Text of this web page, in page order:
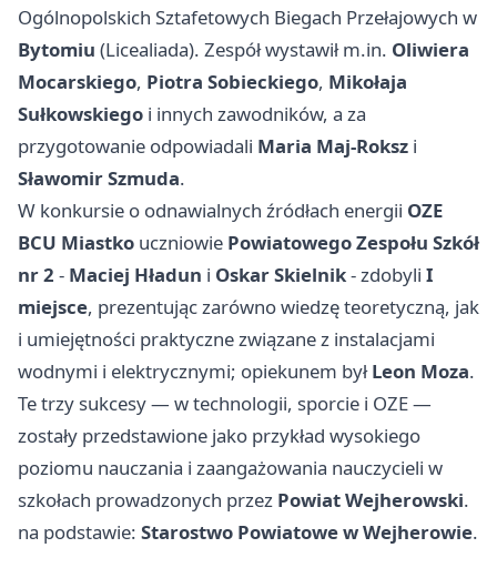
Ogólnopolskich Sztafetowych Biegach Przełajowych w
Bytomiu (Licealiada). Zespół wystawił m.in. Oliwiera
Mocarskiego, Piotra Sobieckiego, Mikołaja
Sułkowskiego i innych zawodników, a za
przygotowanie odpowiadali Maria Maj-Roksz i
Sławomir Szmuda.
W konkursie o odnawialnych źródłach energii OZE
BCU Miastko uczniowie Powiatowego Zespołu Szkół
nr 2 - Maciej Hładun i Oskar Skielnik- zdobyli I
miejsce, prezentując zarówno wiedzę teoretyczną, jak
i umiejętności praktyczne związane z instalacjami
wodnymi i elektrycznymi; opiekunem byłLeon Moza.
Te trzy sukcesy — w technologii, sporcie i OZE —
zostały przedstawione jako przykład wysokiego
poziomu nauczania i zaangażowania nauczycieli w
szkołach prowadzonych przez Powiat Wejherowski.
na podstawie: Starostwo Powiatowe w Wejherowie.